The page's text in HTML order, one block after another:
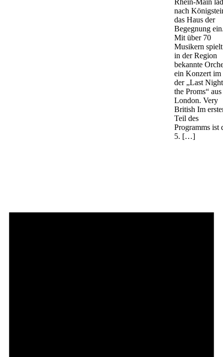
Rhein-Main
nach
das Haus der
Begegnung
Mit über 70
Musikern
in der Region
bekannte
ein Konzert im
der „Last
the Proms“ aus
London. Very
British Im
Teil des
Programms ist
5. […]